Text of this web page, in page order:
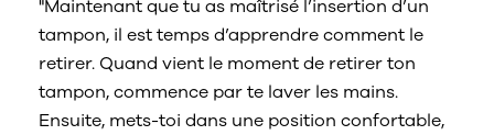
"Maintenant que tu as maîtrisé l’insertion d’un
tampon, il est temps d’apprendre comment le
retirer. Quand vient le moment de retirer ton
tampon, commence par te laver les mains.
Ensuite, mets-toi dans une position confortable,